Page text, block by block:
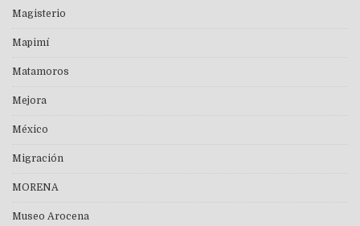
Magisterio
Mapimí
Matamoros
Mejora
México
Migración
MORENA
Museo Arocena